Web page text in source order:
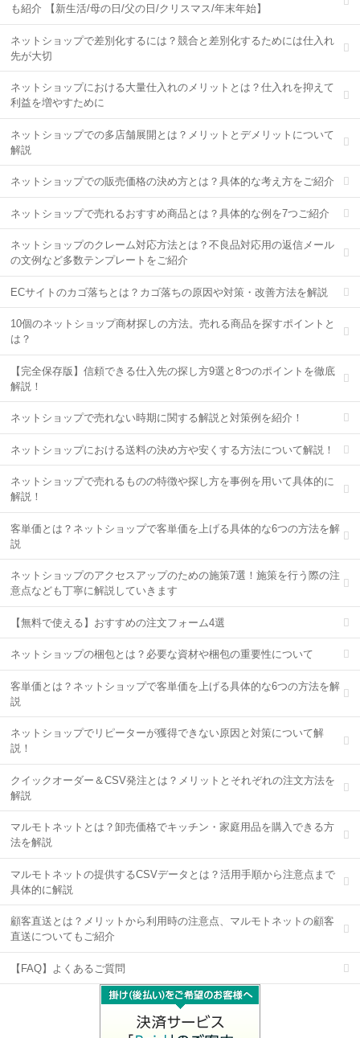
も紹介 【新生活/母の日/父の日/クリスマス/年末年始】
ネットショップで差別化するには？競合と差別化するためには仕入れ
先が大切
ネットショップにおける大量仕入れのメリットとは？仕入れを抑えて
利益を増やすために
ネットショップでの多店舗展開とは？メリットとデメリットについて
解説
ネットショップでの販売価格の決め方とは？具体的な考え方をご紹介
ネットショップで売れるおすすめ商品とは？具体的な例を7つご紹介
ネットショップのクレーム対応方法とは？不良品対応用の返信メール
の文例など多数テンプレートをご紹介
ECサイトのカゴ落ちとは？カゴ落ちの原因や対策・改善方法を解説
10個のネットショップ商材探しの方法。売れる商品を探すポイントと
は？
【完全保存版】信頼できる仕入先の探し方9選と8つのポイントを徹底
解説！
ネットショップで売れない時期に関する解説と対策例を紹介！
ネットショップにおける送料の決め方や安くする方法について解説！
ネットショップで売れるものの特徴や探し方を事例を用いて具体的に
解説！
客単価とは？ネットショップで客単価を上げる具体的な6つの方法を解
説
ネットショップのアクセスアップのための施策7選！施策を行う際の注
意点なども丁寧に解説していきます
【無料で使える】おすすめの注文フォーム4選
ネットショップの梱包とは？必要な資材や梱包の重要性について
客単価とは？ネットショップで客単価を上げる具体的な6つの方法を解
説
ネットショップでリピーターが獲得できない原因と対策について解
説！
クイックオーダー＆CSV発注とは？メリットとそれぞれの注文方法を
解説
マルモトネットとは？卸売価格でキッチン・家庭用品を購入できる方
法を解説
マルモトネットの提供するCSVデータとは？活用手順から注意点まで
具体的に解説
顧客直送とは？メリットから利用時の注意点、マルモトネットの顧客
直送についてもご紹介
【FAQ】よくあるご質問